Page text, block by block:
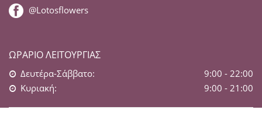
@Lotosflowers
ΩΡΆΡΙΟ ΛΕΙΤΟΥΡΓΊΑΣ
Δευτέρα-Σάββατο:
9:00 - 22:00
Κυριακή:
9:00 - 21:00